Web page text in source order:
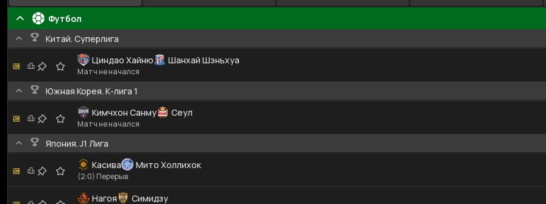
Футбол
Китай. Суперлига
Циндао Хайню
Шанхай Шэньхуа
Матч не начался
Южная Корея. К-лига 1
Кимчхон Санму
Сеул
Матч не начался
Япония. J1 Лига
Касива
Мито Холлихок
(2:0) Перерыв
Нагоя Симидзу